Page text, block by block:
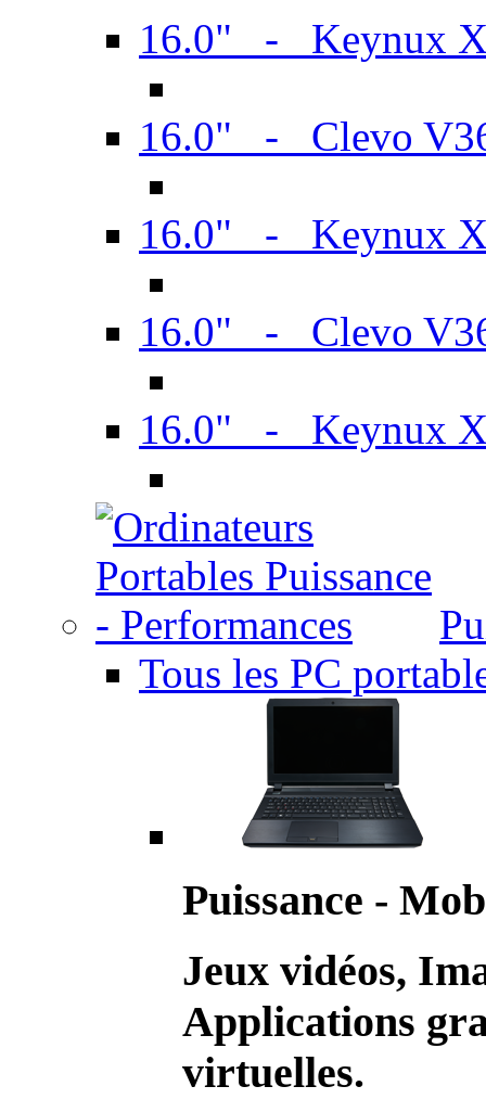
16.0" - Keynux
16.0" - Clevo
16.0" - Keynux
16.0" - Clevo
16.0" - Keynux
Tous les PC
Puissance -
Jeux vidéos,
Applications
virtuelles.